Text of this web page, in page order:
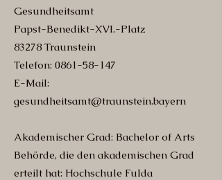
Gesundheitsamt
Papst-Benedikt-XVI.-Platz
83278 Traunstein
Telefon: 0861-58-147
E-Mail:
gesundheitsamt@traunstein.bayern
Akademischer Grad: Bachelor of Arts
Behörde, die den akademischen Grad
erteilt hat: Hochschule Fulda